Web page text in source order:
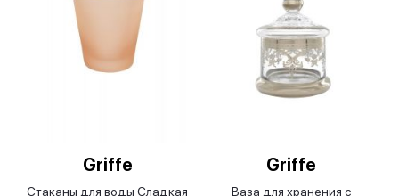
Griffe
Стаканы для воды Сладкая
Griffe
Ваза для хранения с